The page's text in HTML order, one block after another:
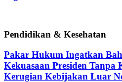
Pendidikan & Kesehatan
Pakar Hukum Ingatkan
Kekuasaan Presiden
Kerugian Kebijakan Luar